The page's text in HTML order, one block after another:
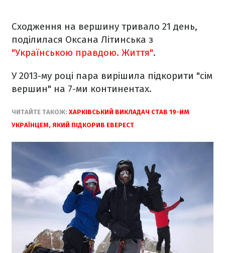
Сходження на вершину тривало 21 день,
поділилася Оксана Літинська з
"Українською правдою. Життя".
У 2013-му році пара вирішила підкорити "сім
вершин" на 7-ми континентах.
ЧИТАЙТЕ ТАКОЖ: ХАРКІВСЬКИЙ ВИКЛАДАЧ СТАВ 19-ИМ
УКРАЇНЦЕМ, ЯКИЙ ПІДКОРИВ ЕВЕРЕСТ